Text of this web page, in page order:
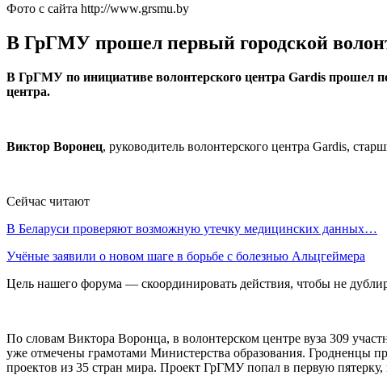
Фото с сайта http://www.grsmu.by
В ГрГМУ прошел первый городской
В ГрГМУ по инициативе волонтерского центра Gardis прошел
центра.
Виктор Воронец, руководитель волонтерского центра Gardis,
Сейчас читают
В Беларуси проверяют возможную утечку медицинских данных…
Учёные заявили о новом шаге в борьбе с болезнью Альцгеймера
Цель нашего форума — скоординировать действия, чтобы не
По словам Виктора Воронца, в волонтерском центре вуза 309
уже отмечены грамотами Министерства образования. Гродненцы
проектов из 35 стран мира. Проект ГрГМУ попал в первую пятерку,